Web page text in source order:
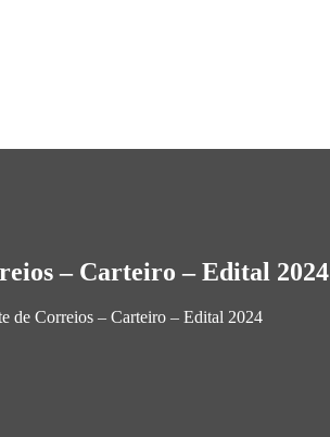
– Carteiro – Edital 2024
de Correios – Carteiro – Edital 2024